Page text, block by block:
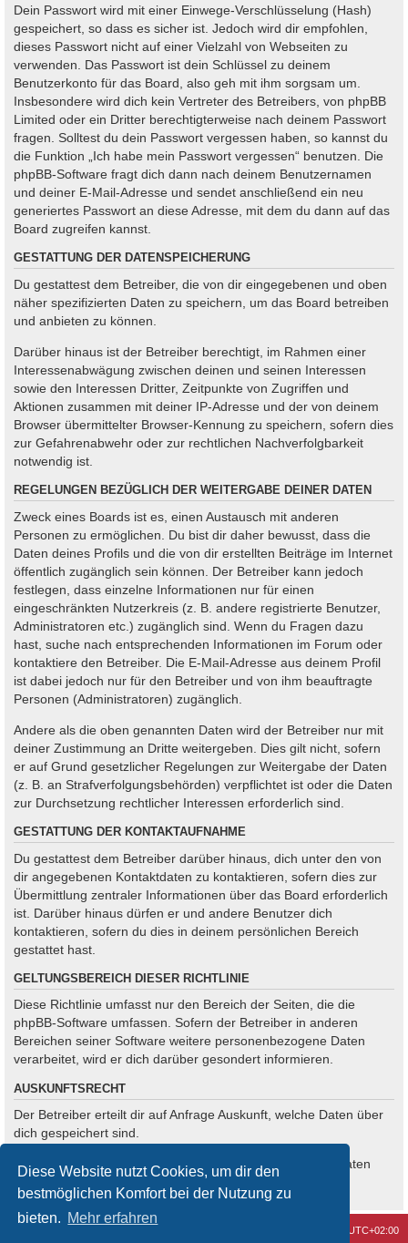
Diese Website nutzt Cookies, um dir den
bestmöglichen Komfort bei der Nutzung zu
bieten. Mehr erfahren
Dein Passwort wird mit einer Einwege-Verschlüsselung (Hash)
gespeichert, so dass es sicher ist. Jedoch wird dir empfohlen,
dieses Passwort nicht auf einer Vielzahl von Webseiten zu
verwenden. Das Passwort ist dein Schlüssel zu deinem
Benutzerkonto für das Board, also geh mit ihm sorgsam um.
Insbesondere wird dich kein Vertreter des Betreibers, von phpBB
Limited oder ein Dritter berechtigterweise nach deinem Passwort
fragen. Solltest du dein Passwort vergessen haben, so kannst du
die Funktion „Ich habe mein Passwort vergessen“ benutzen. Die
phpBB-Software fragt dich dann nach deinem Benutzernamen
und deiner E-Mail-Adresse und sendet anschließend ein neu
generiertes Passwort an diese Adresse, mit dem du dann auf das
Board zugreifen kannst.
GESTATTUNG DER DATENSPEICHERUNG
Du gestattest dem Betreiber, die von dir eingegebenen und oben
näher spezifizierten Daten zu speichern, um das Board betreiben
und anbieten zu können.
Darüber hinaus ist der Betreiber berechtigt, im Rahmen einer
Interessenabwägung zwischen deinen und seinen Interessen
sowie den Interessen Dritter, Zeitpunkte von Zugriffen und
Aktionen zusammen mit deiner IP-Adresse und der von deinem
Browser übermittelter Browser-Kennung zu speichern, sofern dies
zur Gefahrenabwehr oder zur rechtlichen Nachverfolgbarkeit
notwendig ist.
REGELUNGEN BEZÜGLICH DER WEITERGABE DEINER DATEN
Zweck eines Boards ist es, einen Austausch mit anderen
Personen zu ermöglichen. Du bist dir daher bewusst, dass die
Daten deines Profils und die von dir erstellten Beiträge im Internet
öffentlich zugänglich sein können. Der Betreiber kann jedoch
festlegen, dass einzelne Informationen nur für einen
eingeschränkten Nutzerkreis (z. B. andere registrierte Benutzer,
Administratoren etc.) zugänglich sind. Wenn du Fragen dazu
hast, suche nach entsprechenden Informationen im Forum oder
kontaktiere den Betreiber. Die E-Mail-Adresse aus deinem Profil
ist dabei jedoch nur für den Betreiber und von ihm beauftragte
Personen (Administratoren) zugänglich.
Andere als die oben genannten Daten wird der Betreiber nur mit
deiner Zustimmung an Dritte weitergeben. Dies gilt nicht, sofern
er auf Grund gesetzlicher Regelungen zur Weitergabe der Daten
(z. B. an Strafverfolgungsbehörden) verpflichtet ist oder die Daten
zur Durchsetzung rechtlicher Interessen erforderlich sind.
GESTATTUNG DER KONTAKTAUFNAHME
Du gestattest dem Betreiber darüber hinaus, dich unter den von
dir angegebenen Kontaktdaten zu kontaktieren, sofern dies zur
Übermittlung zentraler Informationen über das Board erforderlich
ist. Darüber hinaus dürfen er und andere Benutzer dich
kontaktieren, sofern du dies in deinem persönlichen Bereich
gestattet hast.
GELTUNGSBEREICH DIESER RICHTLINIE
Diese Richtlinie umfasst nur den Bereich der Seiten, die die
phpBB-Software umfassen. Sofern der Betreiber in anderen
Bereichen seiner Software weitere personenbezogene Daten
verarbeitet, wird er dich darüber gesondert informieren.
AUSKUNFTSRECHT
Der Betreiber erteilt dir auf Anfrage Auskunft, welche Daten über
dich gespeichert sind.
Du kannst jederzeit die Löschung bzw. Sperrung deiner Daten
verlangen. Kontaktiere hierzu bitte den Betreiber.
UTC+02:00